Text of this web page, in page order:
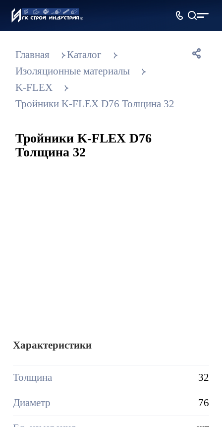
Главная
Каталог
Изоляционные материалы
K-FLEX
Тройники K-FLEX D76 Толщина 32
Тройники K-FLEX D76
Толщина 32
Характеристики
Толщина 32
Диаметр 76